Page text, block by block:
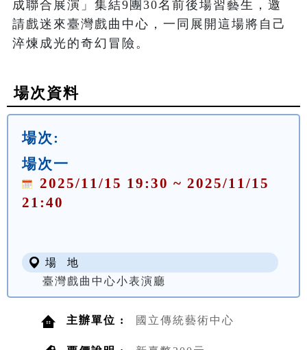
成聯合展演」集結9團30名前後場習藝生，邀
請戲迷來臺灣戲曲中心，一同展開這場將自己
淬煉成光的奇幻冒險。
場次資料
場次:
場次一
2025/11/15 19:30 ~ 2025/11/15
21:40
場 地
臺灣戲曲中心小表演廳
主辦單位 : 國立傳統藝術中心